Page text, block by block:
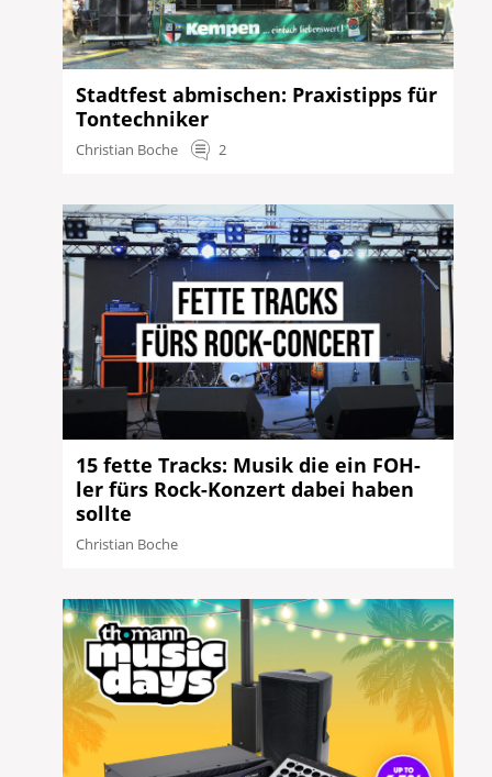
Stadtfest abmischen: Praxistipps für
Tontechniker
Christian Boche 2
15 fette Tracks: Musik die ein FOH-
ler fürs Rock-Konzert dabei haben
sollte
Christian Boche